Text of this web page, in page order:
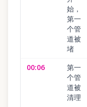
始，
第一
个管
道被
堵
00:06
第一
个管
道被
清理